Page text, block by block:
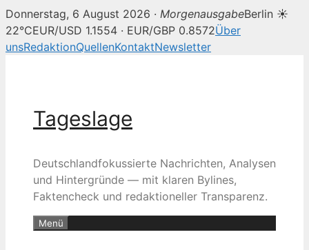
Donnerstag, 6 August 2026 · MorgenausgabeBerlin ☀
22°CEUR/USD 1.1554 · EUR/GBP 0.8572Über
unsRedaktionQuellenKontaktNewsletter
Tageslage
Deutschlandfokussierte Nachrichten, Analysen
und Hintergründe — mit klaren Bylines,
Faktencheck und redaktioneller Transparenz.
Menü